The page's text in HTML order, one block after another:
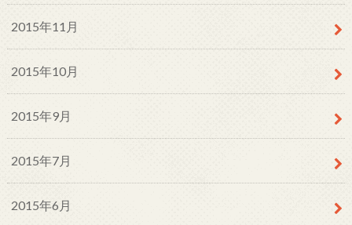
2015年11月
2015年10月
2015年9月
2015年7月
2015年6月